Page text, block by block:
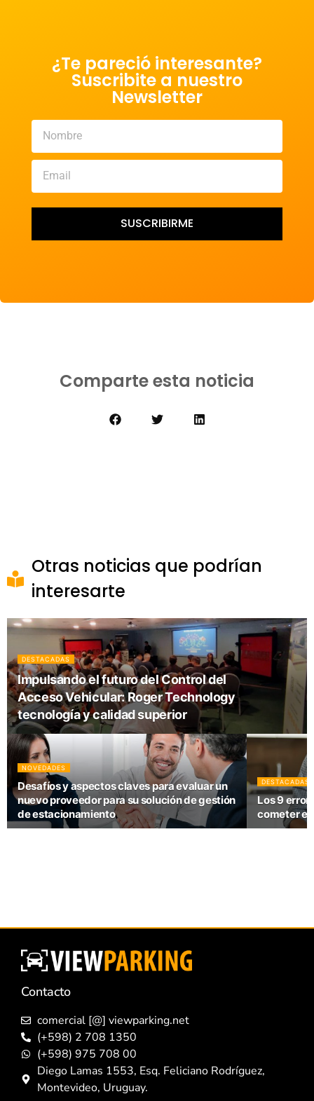
¿Te pareció interesante?
Suscribite a nuestro
Newsletter
SUSCRIBIRME
Comparte esta noticia
Otras noticias que podrían
interesarte
DESTACADAS
Impulsando el futuro del Control del
Acceso Vehicular: Roger Technology
tecnología y calidad superior
NOVEDADES
Desafíos y aspectos claves para evaluar un
nuevo proveedor para su solución de gestión
de estacionamiento
DESTACADAS
Los 9
cometer
Contacto
comercial [@] viewparking.net
(+598) 2 708 1350
(+598) 975 708 00
Diego Lamas 1553, Esq. Feliciano Rodríguez,
Montevideo, Uruguay.